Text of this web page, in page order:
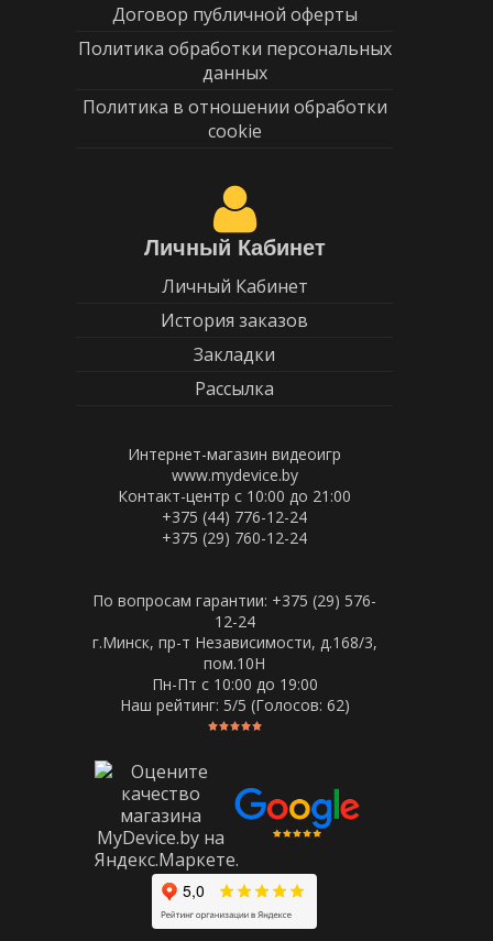
Договор публичной оферты
Политика обработки персональных
данных
Политика в отношении обработки
cookie
Личный Кабинет
Личный Кабинет
История заказов
Закладки
Рассылка
Интернет-магазин видеоигр
www.mydevice.by
Контакт-центр с 10:00 до 21:00
+375 (44) 776-12-24
+375 (29) 760-12-24
По вопросам гарантии: +375 (29) 576-
12-24
г.Минск, пр-т Независимости, д.168/3,
пом.10Н
Пн-Пт c 10:00 до 19:00
Наш рейтинг: 5/5 (Голосов: 62)